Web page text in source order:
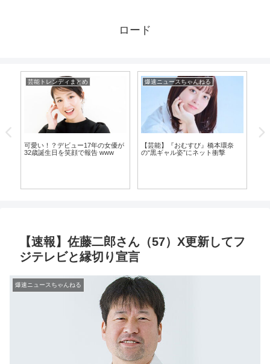
ロード
芸能トレンディまとめ
可愛い！？デビュー17年の女優が
32歳誕生日を笑顔で報告 www
爆速ニュースちゃんねる
【芸能】『おむすび』橋本環奈
の“黒ギャル姿”にネット衝撃
【速報】佐藤二郎さん（57）X更新してフ
ジテレビと縁切り宣言
爆速ニュースちゃんねる